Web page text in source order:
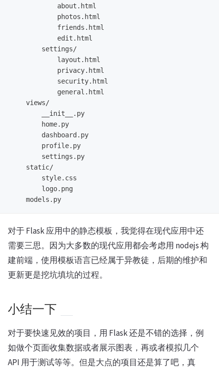
            about.html
            photos.html
            friends.html
            edit.html
        settings/
            layout.html
            privacy.html
            security.html
            general.html
    views/
        __init__.py
        home.py
        dashboard.py
        profile.py
        settings.py
    static/
        style.css
        logo.png
对于 Flask 应用中的静态模板，我觉得在现代应用中还
需要三思。因为大多数的现代应用都会考虑用 nodejs 构
建前端，使用模板语言已经属于异教徒，后期的维护和
更新更是挖坑填坑的过程。
小结一下
对于要快速见效的项目，用 Flask 还是不错的选择，例
如做个页面收集数据或者展示图表，再或者模拟几个
API 用于测试等等。但是大点的项目还是算了吧，真